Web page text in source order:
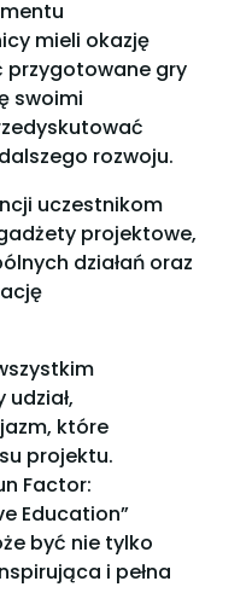
mieli okazję
przygotowane gry
swoimi
rozwoju.
uczestnikom
projektowe,
działań oraz
które
projektu.
Factor:
Education”
być nie tylko
i pełna